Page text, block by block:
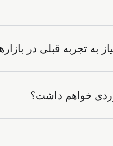
به تجربه قبلی در
خواهم داشت؟